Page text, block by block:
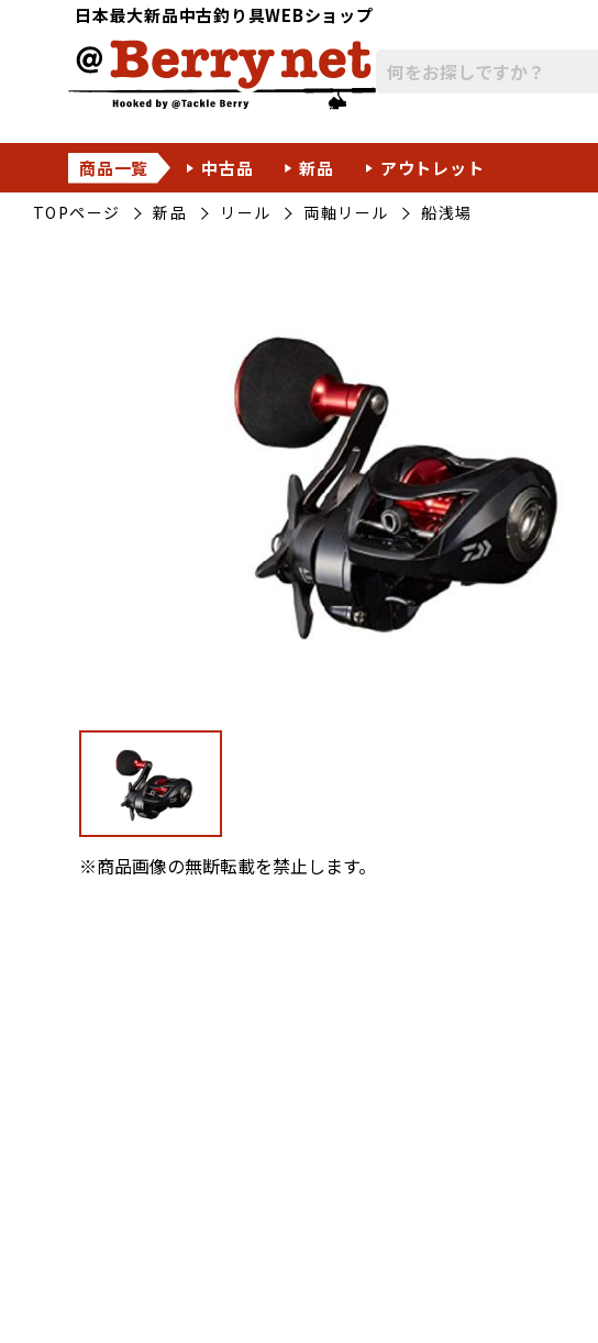
日本最大新品中古釣り具WEBショップ
商品一覧 中古品 新品 アウトレット
TOPページ 新品 リール 両軸リール 船浅場
※商品画像の無断転載を禁止します。